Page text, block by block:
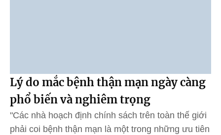
Lý do mắc bệnh thận mạn ngày càng
phổ biến và nghiêm trọng
"Các nhà hoạch định chính sách trên toàn thế giới
phải coi bệnh thận mạn là một trong những ưu tiên